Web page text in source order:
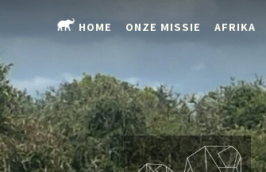
HOME ONZE MISSIE AFRIKA